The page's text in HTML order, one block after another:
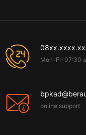
Mon-Fri 07:30
online support